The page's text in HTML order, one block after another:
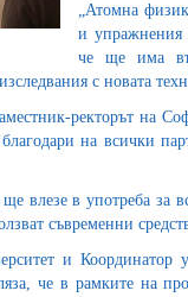
„Атомна
и упражнения
че ще има
с новата
ректорът на
на всички
влезе в употреба за
съвременни
и
че в рамките на